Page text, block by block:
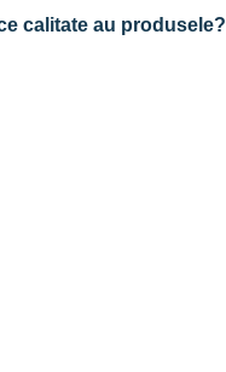
calitate au produsele?